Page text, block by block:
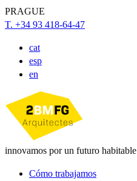
PRAGUE
T. +34 93 418-64-47
cat
esp
en
innovamos por un futuro habitable
Cómo trabajamos